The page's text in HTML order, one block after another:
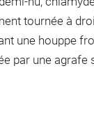
tournée à
une houppe
par une agrafe